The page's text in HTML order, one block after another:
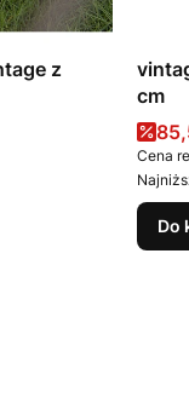
z
cm
Cena
Do